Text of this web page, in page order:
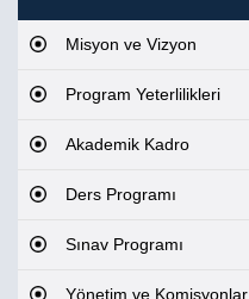
Misyon ve Vizyon
Program Yeterlilikleri
Akademik Kadro
Ders Programı
Sınav Programı
Yönetim ve Komisyonlar